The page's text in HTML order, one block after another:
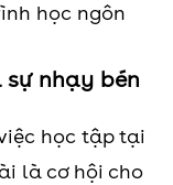
học ngôn
sự nhạy bén
học tập tại
là cơ hội cho